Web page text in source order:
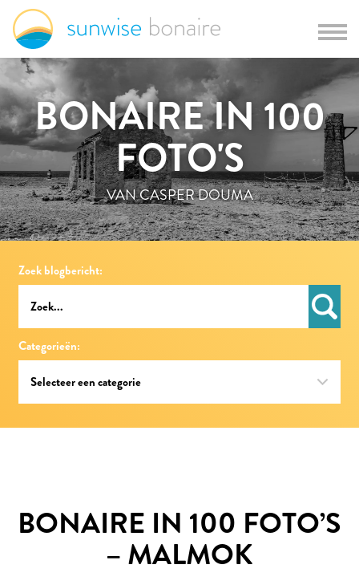
BONAIRE IN 100
FOTO'S
VAN CASPER DOUMA
Zoek blogbericht:
Categorieën:
BONAIRE IN 100 FOTO’S
– MALMOK